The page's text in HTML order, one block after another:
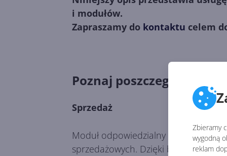
Zbieramy
wygodną
reklam
i modułów.
Zapraszamy do kontaktu celem
Poznaj poszczególne
Sprzedaż
Moduł odpowiedzialny za sprzedaż
sprzedażowych. Dzięki bazom